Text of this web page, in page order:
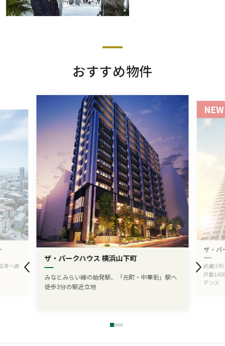
おすすめ物件
寺へ直
ザ・パークハウス 横浜山下町
みなとみらい線の始発駅、「元町・中華街」駅へ
徒歩3分の駅近立地
NEW
ザ・パ
武蔵小
戸数
デンス